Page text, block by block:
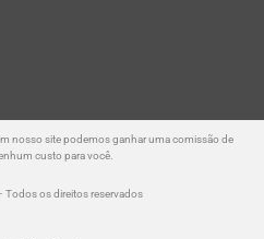
nosso site podemos ganhar uma comissão de
custo para você.
os direitos reservados